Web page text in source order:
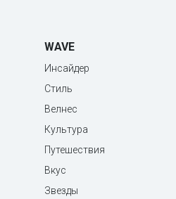
WAVE
Инсайдер
Стиль
Велнес
Культура
Путешествия
Вкус
Звезды